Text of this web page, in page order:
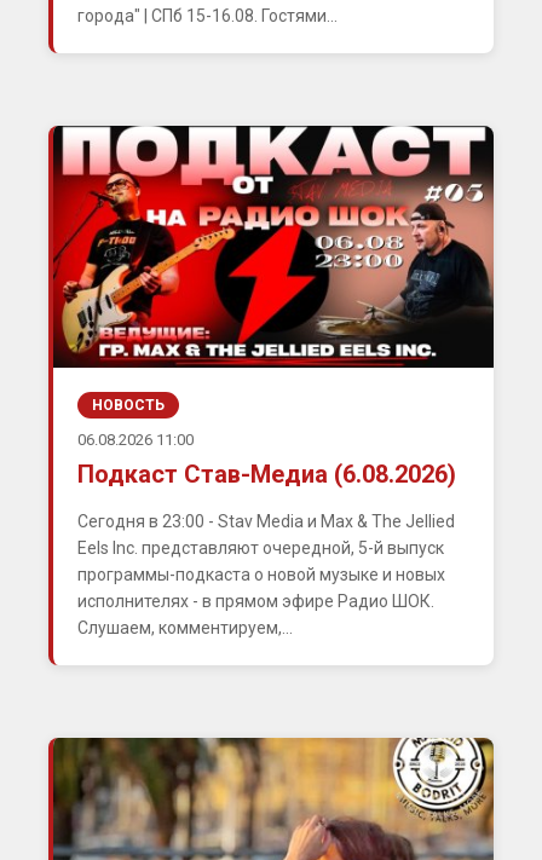
города" | СПб 15-16.08. Гостями...
НОВОСТЬ
06.08.2026 11:00
Подкаст Став-Медиа (6.08.2026)
Сегодня в 23:00 - Stav Media и Max & The Jellied
Eels Inc. представляют очередной, 5-й выпуск
программы-подкаста о новой музыке и новых
исполнителях - в прямом эфире Радио ШОК.
Слушаем, комментируем,...